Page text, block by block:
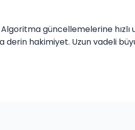
güncellemelerine hızlı
hakimiyet. Uzun vadeli